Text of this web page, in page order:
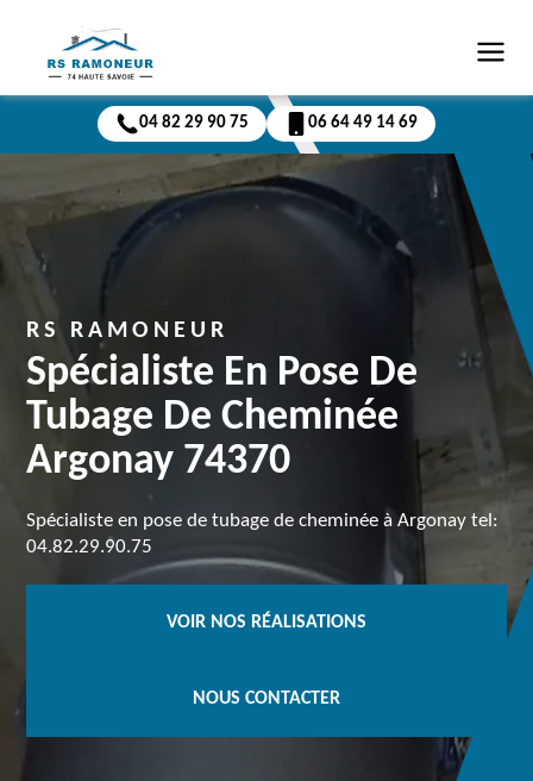
04 82 29 90 75 06 64 49 14 69
RS RAMONEUR
Spécialiste En Pose De
Tubage De Cheminée
Argonay 74370
Spécialiste en pose de tubage de cheminée à Argonay tel:
04.82.29.90.75
VOIR NOS RÉALISATIONS
NOUS CONTACTER